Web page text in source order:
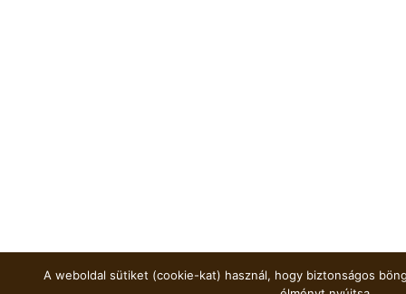
A weboldal sütiket (cookie-kat) használ, hogy biztonságos